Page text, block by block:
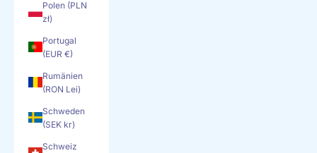
Polen (PLN
zł)
Portugal
(EUR €)
Rumänien
(RON Lei)
Schweden
(SEK kr)
Schweiz